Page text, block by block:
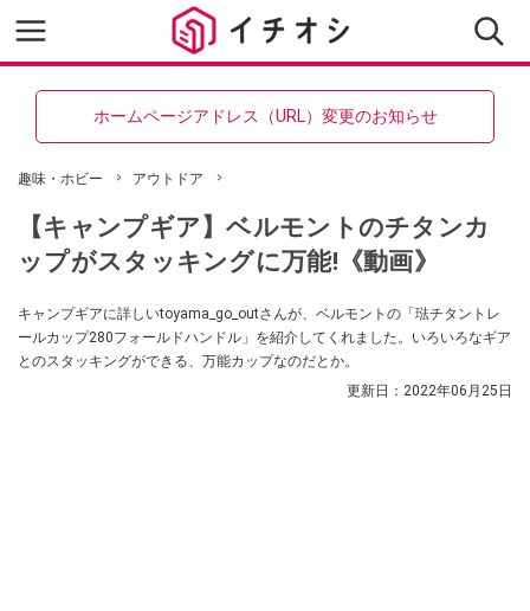
ホームページアドレス（URL）変更のお知らせ
趣味・ホビー アウトドア
【キャンプギア】ベルモントのチタンカ
ップがスタッキングに万能!《動画》
キャンプギアに詳しいtoyama_go_outさんが、ベルモントの「琺チタントレ
ールカップ280フォールドハンドル」を紹介してくれました。いろいろなギア
とのスタッキングができる、万能カップなのだとか。
更新日： 2022年06月25日